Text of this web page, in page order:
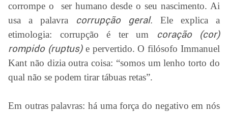
corrompe o ser humano desde o seu nascimento. Ai
usa a palavra corrupção geral. Ele explica a
etimologia: corrupção é ter um
coração (cor)
rompido (ruptus)e pervertido. O filósofo Immanuel
Kant não dizia outra coisa: “somos um lenho torto do
qual não se podem tirar tábuas retas”.
Em outras palavras: há uma força do negativo em nós